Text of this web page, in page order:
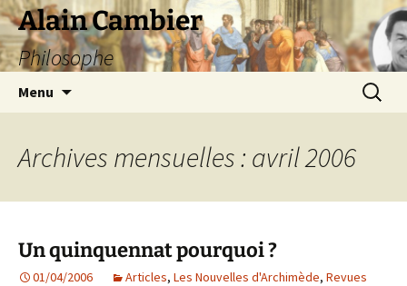
Aller
au
contenu
Alain Cambier
Philosophe
Menu
Archives mensuelles : avril 2006
Un quinquennat pourquoi ?
01/04/2006 Articles, Les Nouvelles d'Archimède, Revues